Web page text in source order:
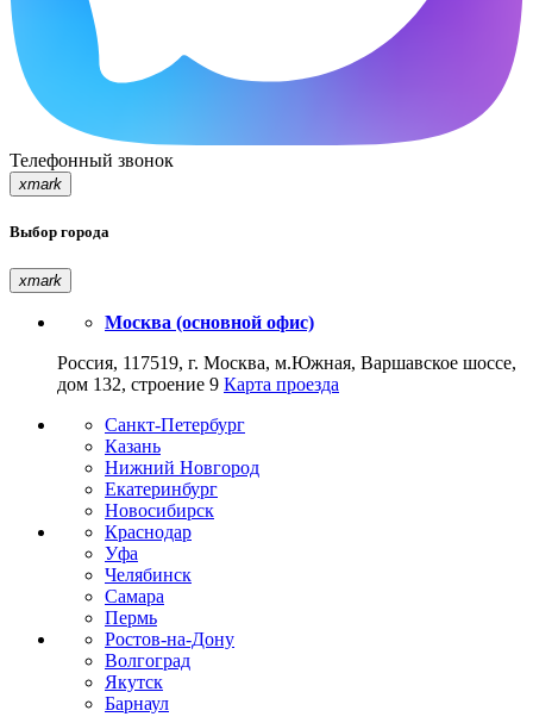
Телефонный звонок
xmark
Выбор города
xmark
Москва (основной офис)
Россия, 117519, г. Москва, м.Южная, Варшавское шоссе,
дом 132, строение 9 Карта проезда
Санкт-Петербург
Казань
Нижний Новгород
Екатеринбург
Новосибирск
Краснодар
Уфа
Челябинск
Самара
Пермь
Ростов-на-Дону
Волгоград
Якутск
Барнаул